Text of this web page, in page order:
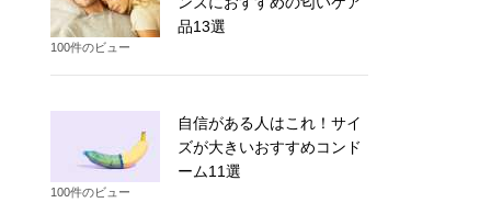
品13選
100件のビュー
自信がある人はこれ！サイ
ズが大きいおすすめコンド
ーム11選
100件のビュー